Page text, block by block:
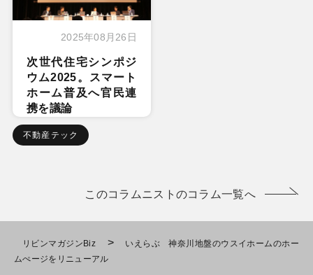
2025年08月26日
次世代住宅シンポジ
ウム2025。スマート
ホーム普及へ官民連
携を議論
不動産テック
このコラムニストのコラム一覧へ
リビンマガジンBiz >
いえらぶ 神奈川地盤のウスイホームのホー
ムぺージをリニューアル